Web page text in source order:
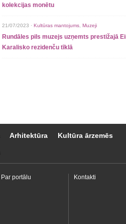
kolekcijas monētu
21/07/2023 · Kultūras mantojums Muzeji
Rundāles pils muzejs uzņemts prestižajā
Karalisko rezidenču tīklā
Arhitektūra Kultūra ārzemēs
Par portālu Kontakti